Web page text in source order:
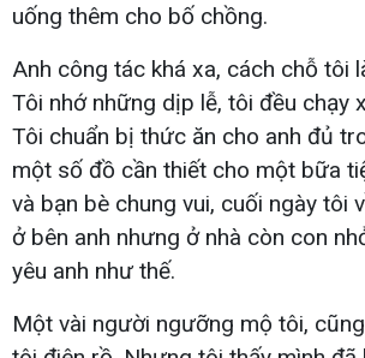
uống thêm cho bố chồng.
Anh công tác khá xa, cách chỗ tôi
Tôi nhớ những dịp lễ, tôi đều chạy
Tôi chuẩn bị thức ăn cho anh đủ
một số đồ cần thiết cho một bữa
và bạn bè chung vui, cuối ngày tôi
ở bên anh nhưng ở nhà còn con
yêu anh như thế.
Một vài người ngưỡng mộ tôi,